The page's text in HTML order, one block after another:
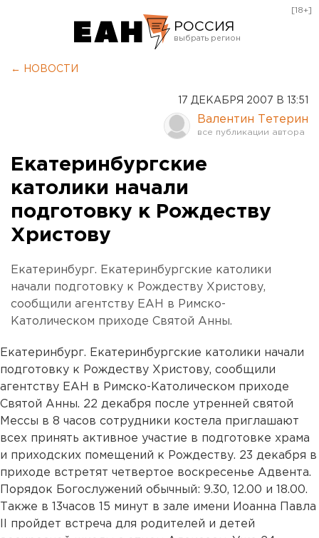
РОССИЯ
Курган
Оренбург
[18+]
← НОВОСТИ
17 ДЕКАБРЯ 2007 В 13:51
Валентин Тетерин
Екатеринбургские
католики начали
подготовку к Рождеству
Христову
Екатеринбург. Екатеринбургские католики
начали подготовку к Рождеству Христову,
сообщили агентству ЕАН в Римско-
Католическом приходе Святой Анны.
Екатеринбург. Екатеринбургские католики начали
подготовку к Рождеству Христову, сообщили
агентству ЕАН в Римско-Католическом приходе
Святой Анны. 22 декабря после утренней святой
Мессы в 8 часов сотрудники костела приглашают
всех принять активное участие в подготовке храма
и приходских помещений к Рождеству. 23 декабря в
приходе встретят четвертое воскресенье Адвента.
Порядок Богослужений обычный: 9.30, 12.00 и 18.00.
Также в 13часов 15 минут в зале имени Иоанна Павла
II пройдет встреча для родителей и детей